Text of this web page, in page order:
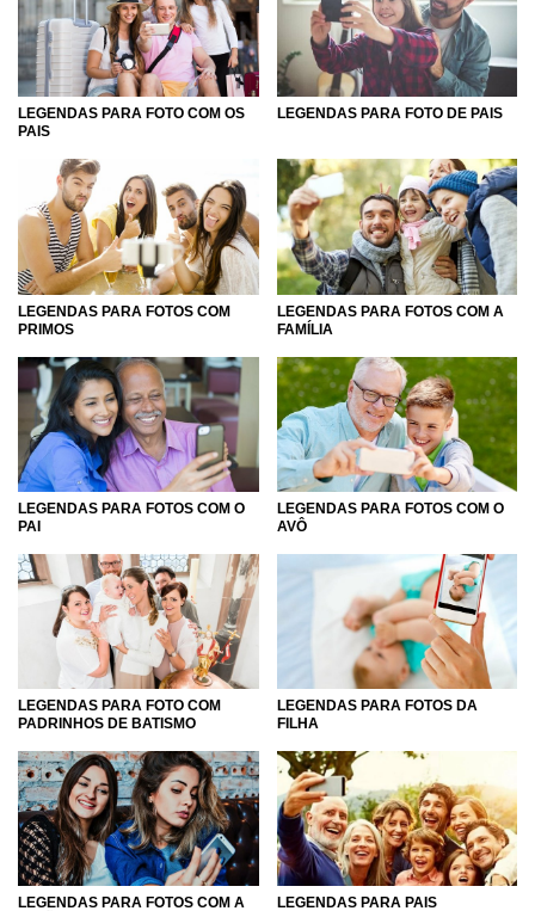
LEGENDAS PARA FOTO COM OS
PAIS
LEGENDAS PARA FOTO DE PAIS
LEGENDAS PARA FOTOS COM
PRIMOS
LEGENDAS PARA FOTOS COM A
FAMÍLIA
LEGENDAS PARA FOTOS COM O
PAI
LEGENDAS PARA FOTOS COM O
AVÔ
LEGENDAS PARA FOTO COM
PADRINHOS DE BATISMO
LEGENDAS PARA FOTOS DA
FILHA
LEGENDAS PARA FOTOS COM A
LEGENDAS PARA PAIS